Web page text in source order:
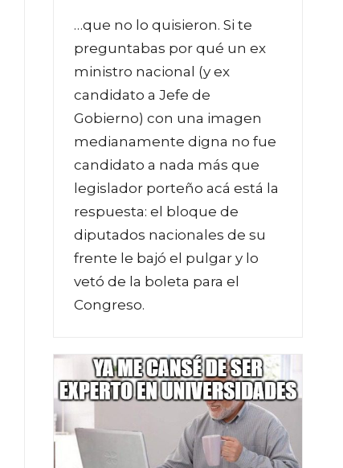
…que no lo quisieron. Si te
preguntabas por qué un ex
ministro nacional (y ex
candidato a Jefe de
Gobierno) con una imagen
medianamente digna no fue
candidato a nada más que
legislador porteño acá está la
respuesta: el bloque de
diputados nacionales de su
frente le bajó el pulgar y lo
vetó de la boleta para el
Congreso.